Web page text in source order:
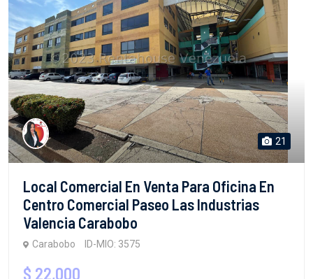
21
Local Comercial En Venta Para Oficina En
Centro Comercial Paseo Las Industrias
Valencia Carabobo
Carabobo ID-MIO: 3575
$ 22,000